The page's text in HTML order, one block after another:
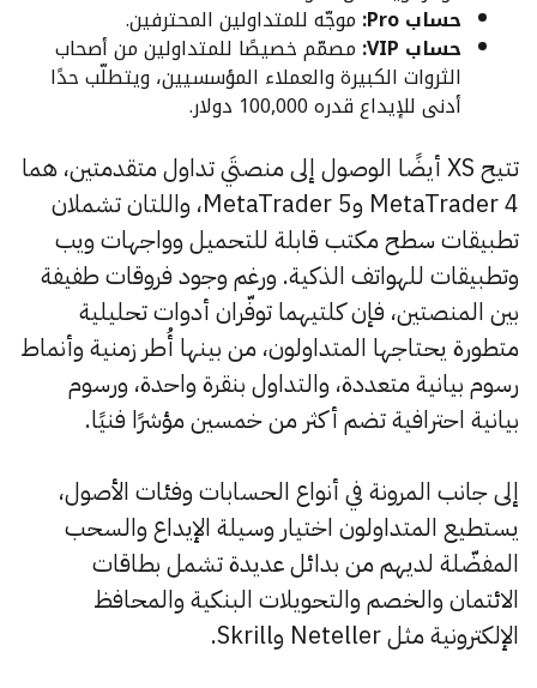
حساب Pro: موجّه للمتداولين المحترفين.
حساب VIP: مصمّم خصيصًا للمتداولين من أصحاب
الثروات الكبيرة والعملاء المؤسسيين، ويتطلّب حدًا
أدنى للإيداع قدره 100,000 دولار.
تتيح XS أيضًا الوصول إلى منصتَي تداول متقدمتين، هما
MetaTrader 4 وMetaTrader 5، واللتان تشملان
تطبيقات سطح مكتب قابلة للتحميل وواجهات ويب
وتطبيقات للهواتف الذكية. ورغم وجود فروقات طفيفة
بين المنصتين، فإن كلتيهما توفّران أدوات تحليلية
متطورة يحتاجها المتداولون، من بينها أُطر زمنية وأنماط
رسوم بيانية متعددة، والتداول بنقرة واحدة، ورسوم
بيانية احترافية تضم أكثر من خمسين مؤشرًا فنيًا.
إلى جانب المرونة في أنواع الحسابات وفئات الأصول،
يستطيع المتداولون اختيار وسيلة الإيداع والسحب
المفضّلة لديهم من بدائل عديدة تشمل بطاقات
الائتمان والخصم والتحويلات البنكية والمحافظ
الإلكترونية مثل Neteller وSkrill.